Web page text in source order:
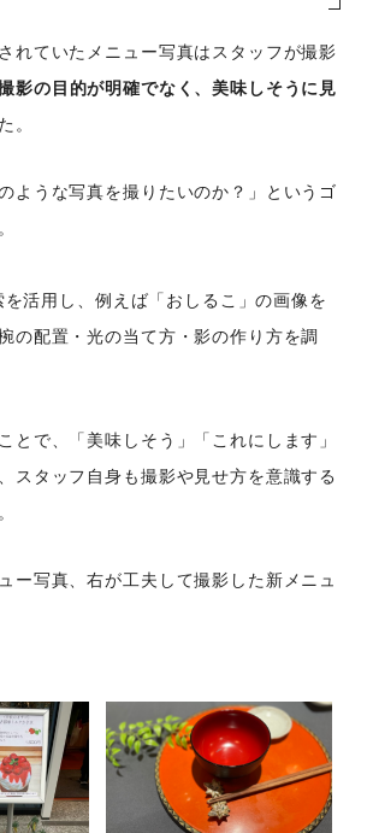
れていたメニュー写真はスタッフが撮影
影の目的が明確でなく、美味しそうに見
。
ような写真を撮りたいのか？」というゴ
活用し、例えば「おしるこ」の画像を
の配置・光の当て方・影の作り方を調
とで、「美味しそう」「これにします」
スタッフ自身も撮影や見せ方を意識する
ー写真、右が工夫して撮影した新メニュ